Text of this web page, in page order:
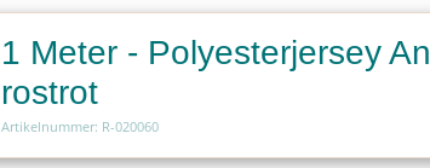
1 Meter - Polyesterjersey
rostrot
Artikelnummer: R-020060